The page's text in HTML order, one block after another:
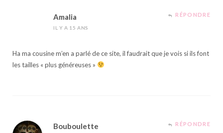
Amalia
IL Y A 15 ANS
RÉPONDRE
Ha ma cousine m’en a parlé de ce site, il faudrait que je vois si ils font
les tailles « plus généreuses »
Bouboulette RÉPONDRE